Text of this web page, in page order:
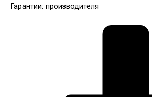
Гарантии: производителя